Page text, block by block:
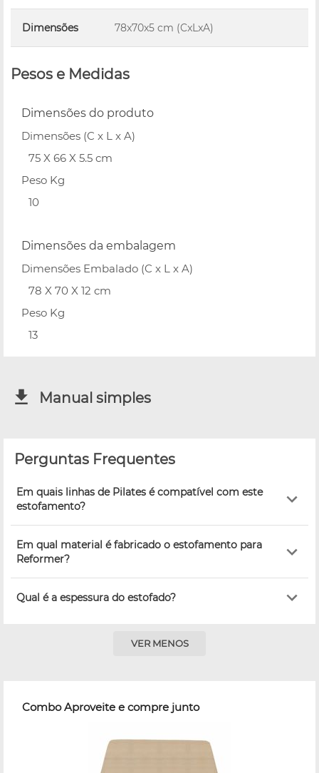
Dimensões 78x70x5 cm (CxLxA)
Pesos e Medidas
Dimensões do produto
Dimensões (C x L x A)
75 X 66 X 5.5 cm
Peso Kg
10
Dimensões da embalagem
Dimensões Embalado (C x L x A)
78 X 70 X 12 cm
Peso Kg
13
Manual simples
Perguntas Frequentes
Em quais linhas de Pilates é compatível com este
estofamento?
Em qual material é fabricado o estofamento para
Reformer?
Qual é a espessura do estofado?
VER MENOS
Combo Aproveite e compre junto